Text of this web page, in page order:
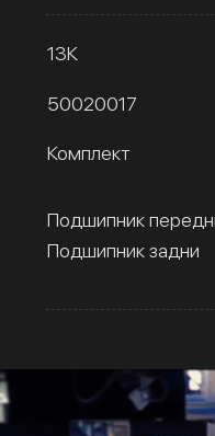
13К
50020017
Комплект
Подшипник
Подшипник задни